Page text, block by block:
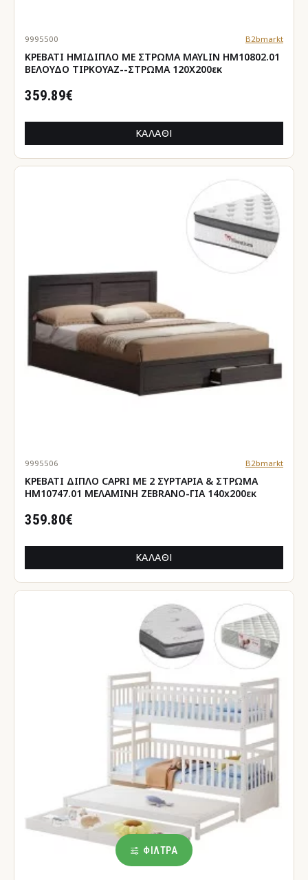
9995500 B2bmarkt
ΚΡΕΒΑΤΙ ΗΜΙΔΙΠΛΟ ΜΕ ΣΤΡΩΜΑ MAYLIN HM10802.01
ΒΕΛΟΥΔΟ ΤΙΡΚΟΥΑΖ--ΣΤΡΩΜΑ 120Χ200εκ
359.89€
ΚΑΛΆΘΙ
9995506 B2bmarkt
ΚΡΕΒΑΤΙ ΔΙΠΛΟ CAPRI ΜΕ 2 ΣΥΡΤΑΡΙΑ & ΣΤΡΩΜΑ
HM10747.01 ΜΕΛΑΜΙΝΗ ZEBRANO-ΓΙΑ 140x200εκ
359.80€
ΚΑΛΆΘΙ
ΦΊΛΤΡΑ